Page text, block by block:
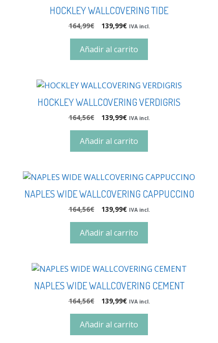
HOCKLEY WALLCOVERING TIDE
164,99€ 139,99€ IVA incl.
Añadir al carrito
HOCKLEY WALLCOVERING VERDIGRIS
164,56€ 139,99€ IVA incl.
Añadir al carrito
NAPLES WIDE WALLCOVERING CAPPUCCINO
164,56€ 139,99€ IVA incl.
Añadir al carrito
NAPLES WIDE WALLCOVERING CEMENT
164,56€ 139,99€ IVA incl.
Añadir al carrito